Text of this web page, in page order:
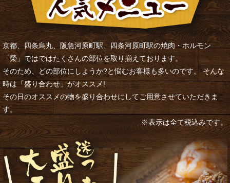
京都、四条烏丸、阪急河原町駅、四条河原町駅の焼肉・ホルモン
「榮」ではではたくさんの部位を取り揃えております。
そのため、どの部位にしようか?と悩むお客様も多いのです。 そんな
時は「盛り合わせ」がオススメ!
その日のオススメの物を盛り合わせにしてご用意させていただきま
す。
※表示は全て税込みです。